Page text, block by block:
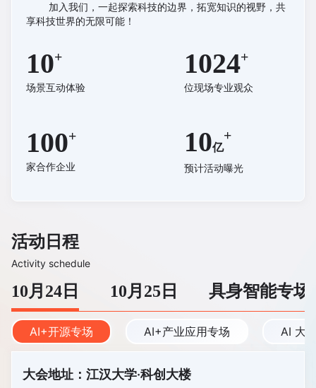
加入我们，一起探索科技的边界，拓宽知识的视野，共
享科技世界的无限可能！
10
场景互动体验
1024
位现场专业观众
100
家合作企业
10亿
预计活动曝光
活动日程
Activity schedule
10月24日 10月25日 具身智能专场
AI+开源专场 AI+产业应用专场 AI 大
大会地址：江汉大学·科创大楼